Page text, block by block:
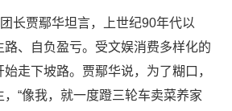
长贾鄢华坦言，上世纪90年代以
路、自负盈亏。受文娱消费多样化的
走下坡路。贾鄢华说，为了糊口，
“像我，就一度蹬三轮车卖菜养家